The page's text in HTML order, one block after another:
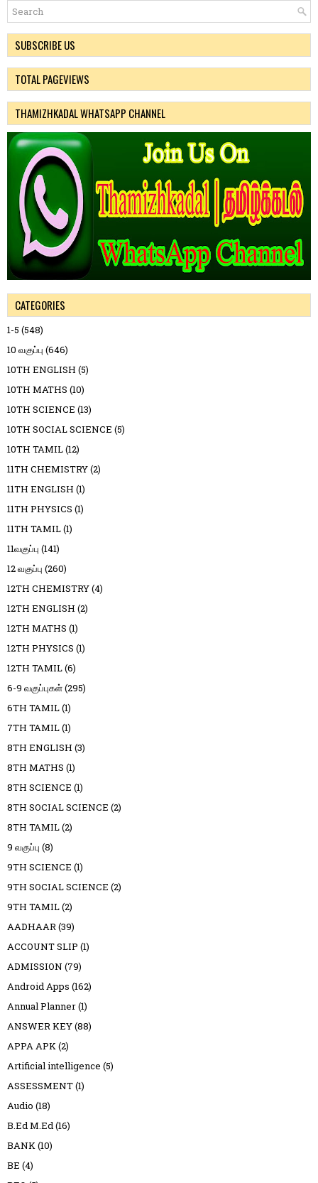
SUBSCRIBE US
TOTAL PAGEVIEWS
THAMIZHKADAL WHATSAPP CHANNEL
CATEGORIES
1-5 (548)
10 வகுப்பு (646)
10TH ENGLISH (5)
10TH MATHS (10)
10TH SCIENCE (13)
10TH SOCIAL SCIENCE (5)
10TH TAMIL(12)
11TH CHEMISTRY(2)
11TH ENGLISH (1)
11TH PHYSICS (1)
11TH TAMIL(1)
11வகுப்பு (141)
12 வகுப்பு (260)
12TH CHEMISTRY(4)
12TH ENGLISH (2)
12TH MATHS (1)
12TH PHYSICS (1)
12TH TAMIL(6)
6-9 வகுப்புகள்(295)
6TH TAMIL(1)
7TH TAMIL(1)
8TH ENGLISH (3)
8TH MATHS (1)
8TH SCIENCE (1)
8TH SOCIAL SCIENCE (2)
8TH TAMIL(2)
9 வகுப்பு (8)
9TH SCIENCE (1)
9TH SOCIAL SCIENCE (2)
9TH TAMIL(2)
AADHAAR(39)
ACCOUNT SLIP (1)
ADMISSION (79)
Android Apps (162)
Annual Planner(1)
ANSWER KEY(88)
APPA APK(2)
Artificial intelligence (5)
ASSESSMENT(1)
Audio (18)
B.Ed M.Ed(16)
BANK(10)
BE (4)